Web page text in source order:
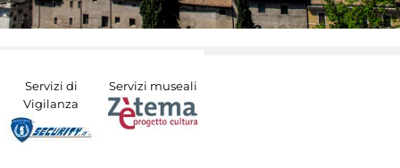
Servizi di
Vigilanza
Servizi museali